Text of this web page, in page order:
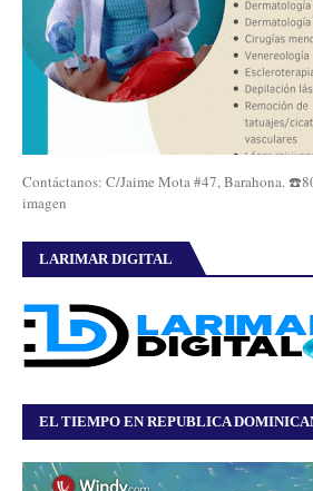
Contáctanos: C/Jaime Mota #47, Barahona.
imagen
LARIMAR DIGITAL
EL TIEMPO EN REPUBLICA